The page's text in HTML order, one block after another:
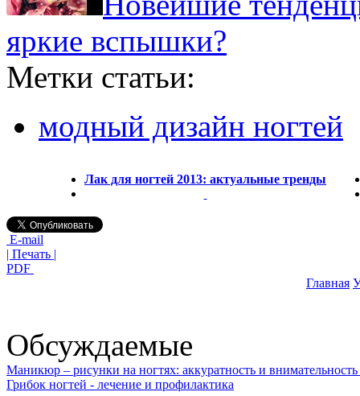
яркие вспышки?
Метки статьи:
модный дизайн ногтей
Лак для ногтей 2013: актуальные тренды
E-mail
| Печать |
PDF
Главная
Обсуждаемые
Маникюр – рисунки на ногтях: аккуратность и
Грибок ногтей - лечение и профилактика